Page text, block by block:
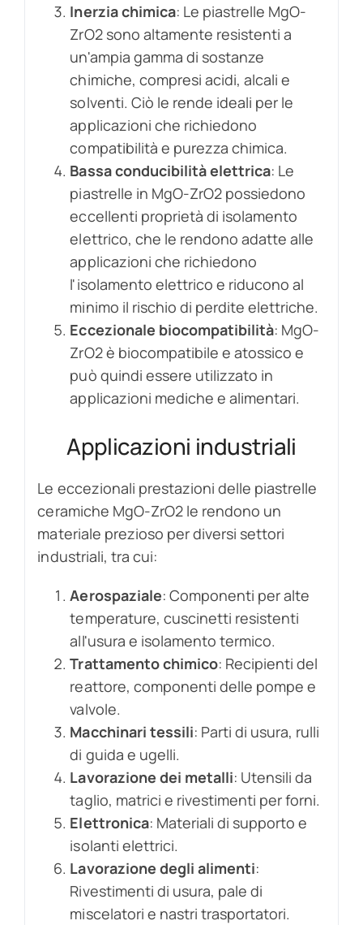
Inerzia chimica: Le piastrelle MgO-
ZrO2 sono altamente resistenti a
un'ampia gamma di sostanze
chimiche, compresi acidi, alcali e
solventi. Ciò le rende ideali per le
applicazioni che richiedono
compatibilità e purezza chimica.
Bassa conducibilità elettrica: Le
piastrelle in MgO-ZrO2 possiedono
eccellenti proprietà di isolamento
elettrico, che le rendono adatte alle
applicazioni che richiedono
l'isolamento elettrico e riducono al
minimo il rischio di perdite elettriche.
Eccezionale biocompatibilità: MgO-
ZrO2 è biocompatibile e atossico e
può quindi essere utilizzato in
applicazioni mediche e alimentari.
Applicazioni industriali
Le eccezionali prestazioni delle piastrelle
ceramiche MgO-ZrO2 le rendono un
materiale prezioso per diversi settori
industriali, tra cui:
Aerospaziale: Componenti per alte
temperature, cuscinetti resistenti
all'usura e isolamento termico.
Trattamento chimico: Recipienti del
reattore, componenti delle pompe e
valvole.
Macchinari tessili: Parti di usura, rulli
di guida e ugelli.
Lavorazione dei metalli: Utensili da
taglio, matrici e rivestimenti per forni.
Elettronica: Materiali di supporto e
isolanti elettrici.
Lavorazione degli alimenti:
Rivestimenti di usura, pale di
miscelatori e nastri trasportatori.